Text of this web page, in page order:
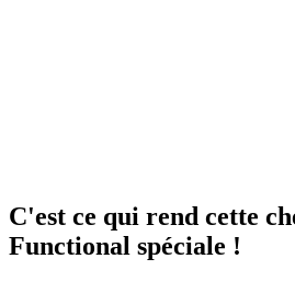
C'est ce qui rend cette
Functional spéciale !